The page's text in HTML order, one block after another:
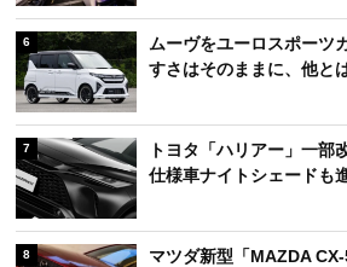
6
ムーヴをユーロスポーツ
すさはそのままに、他と
7
トヨタ「ハリアー」一
仕様車ナイトシェードも
8
マツダ新型「MAZDA